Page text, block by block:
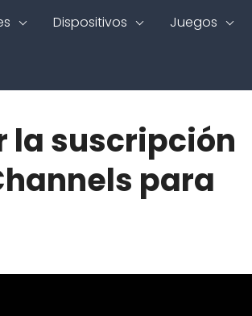
Dispositivos Juegos
la suscripción
para